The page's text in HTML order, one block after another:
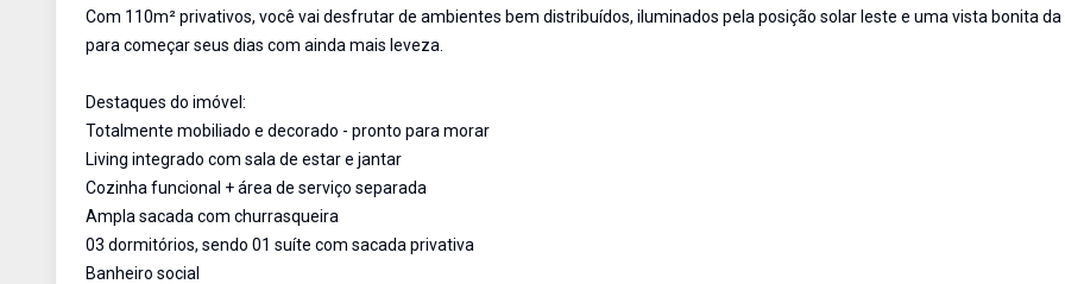
Com 110m² privativos, você vai desfrutar de ambientes bem distribuídos, iluminados pela posição solar leste e uma vista bonita da
para começar seus dias com ainda mais leveza.
Destaques do imóvel:
Totalmente mobiliado e decorado - pronto para morar
Living integrado com sala de estar e jantar
Cozinha funcional + área de serviço separada
Ampla sacada com churrasqueira
03 dormitórios, sendo 01 suíte com sacada privativa
Banheiro social